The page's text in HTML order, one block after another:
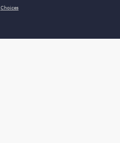
Choices